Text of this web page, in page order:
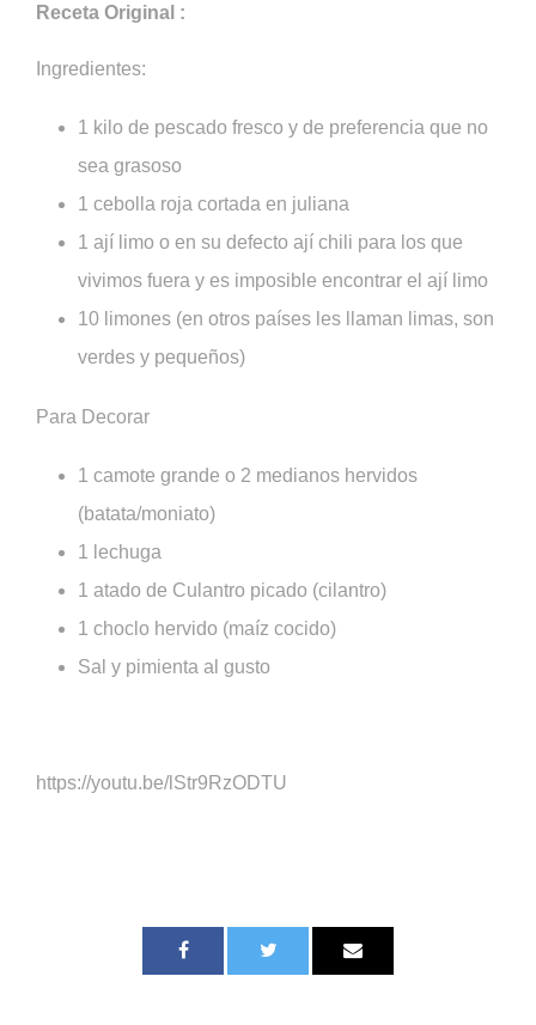
Receta Original :
Ingredientes:
1 kilo de pescado fresco y de preferencia que no
sea grasoso
1 cebolla roja cortada en juliana
1 ají limo o en su defecto ají chili para los que
vivimos fuera y es imposible encontrar el ají limo
10 limones (en otros países les llaman limas, son
verdes y pequeños)
Para Decorar
1 camote grande o 2 medianos hervidos
(batata/moniato)
1 lechuga
1 atado de Culantro picado (cilantro)
1 choclo hervido (maíz cocido)
Sal y pimienta al gusto
https://youtu.be/lStr9RzODTU